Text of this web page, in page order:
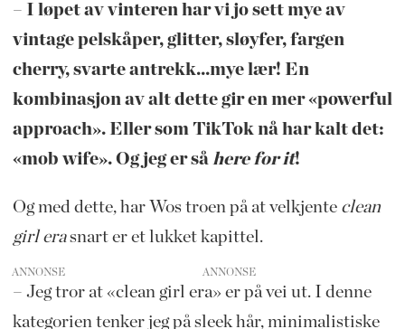
– I løpet av vinteren har vi jo sett mye av
vintage pelskåper, glitter, sløyfer, fargen
cherry, svarte antrekk...mye lær! En
kombinasjon av alt dette gir en mer «powerful
approach». Eller som TikTok nå har kalt det:
«mob wife». Og jeg er såhere for it!
Og med dette, har Wos troen på at velkjente clean
girl erasnart er et lukket kapittel.
ANNONSE
– Jeg tror at «clean girl era» er på vei ut. I denne
kategorien tenker jeg på sleek hår, minimalistiske